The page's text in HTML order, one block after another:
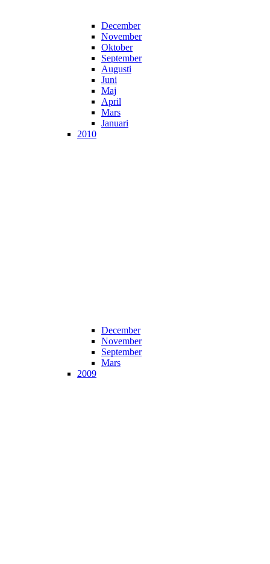
December
November
Oktober
September
Augusti
Juni
Maj
April
Mars
Januari
2010
December
November
September
Mars
2009